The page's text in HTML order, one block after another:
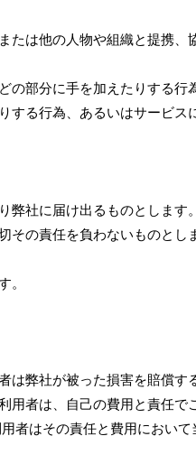
は他の人物や組織と提携、
部分に手を加えたりする行為
る行為、あるいはサービス
社に届け出るものとします。
の責任を負わないものとし
。
弊社が被った損害を賠償す
者は、自己の費用と責任で
はその責任と費用において